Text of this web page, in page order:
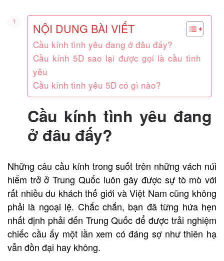
NỘI DUNG BÀI VIẾT
Cầu kính tình yêu đang ở đâu đấy?
Cầu kính 5D sao lại được gọi là cầu tình
yêu
Cầu kính tình yêu 5D có gì nào?
Cầu kính tình yêu đang
ở đâu đấy?
Những câu cầu kính trong suốt trên những vách núi
hiểm trở ở Trung Quốc luôn gây được sự tò mò với
rất nhiều du khách thế giới và Việt Nam cũng không
phải là ngoại lệ. Chắc chắn, bạn đã từng hứa hẹn
nhất định phải đến Trung Quốc để được trải nghiệm
chiếc cầu ấy một lần xem có đáng sợ như thiên hạ
vẫn đồn đại hay không.